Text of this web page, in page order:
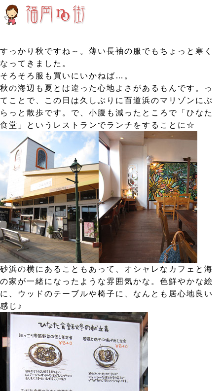
すっかり秋ですね～。薄い長袖の服でもちょっと寒く
なってきました。
そろそろ服も買いにいかねば…。
秋の海辺も夏とは違った心地よさがあるもんです。っ
てことで、この日は久しぶりに百道浜のマリゾンにぶ
らっと散歩です。で、小腹も減ったところで「ひなた
食堂」というレストランでランチをすることに☆
砂浜の横にあることもあって、オシャレなカフェと海
の家が一緒になったような雰囲気かな。色鮮やかな絵
に、ウッドのテーブルや椅子に、なんとも居心地良い
感じ♪